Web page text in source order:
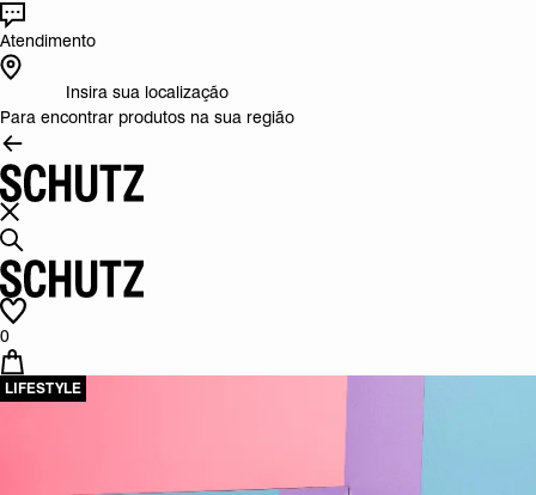
Atendimento
Insira sua localização
Para encontrar produtos na sua região
0
LIFESTYLE